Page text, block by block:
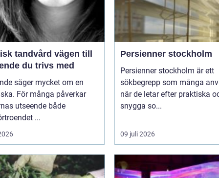
vägen till
du trivs med
säger mycket om en
För många påverkar
utseende både
...
Persienner stockholm
Persienner stockholm är ett
sökbegrepp som många
när de letar efter praktiska
snygga so...
09 juli 2026